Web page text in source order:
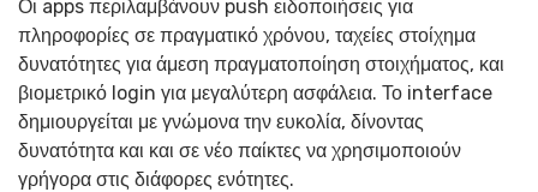
Οι apps περιλαμβάνουν push ειδοποιήσεις για
πληροφορίες σε πραγματικό χρόνου, ταχείες στοίχημα
δυνατότητες για άμεση πραγματοποίηση στοιχήματος, και
βιομετρικό login για μεγαλύτερη ασφάλεια. Το interface
δημιουργείται με γνώμονα την ευκολία, δίνοντας
δυνατότητα και και σε νέο παίκτες να χρησιμοποιούν
γρήγορα στις διάφορες ενότητες.